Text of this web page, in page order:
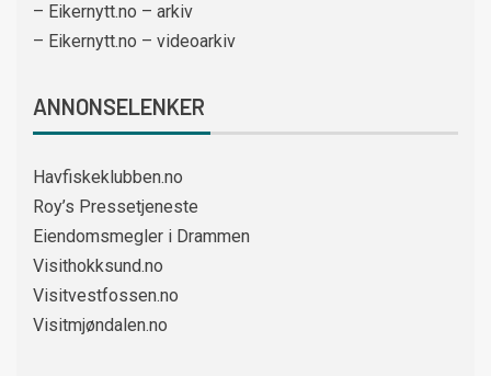
– Eikernytt.no – arkiv
– Eikernytt.no – videoarkiv
ANNONSELENKER
Havfiskeklubben.no
Roy’s Pressetjeneste
Eiendomsmegler i Drammen
Visithokksund.no
Visitvestfossen.no
Visitmjøndalen.no